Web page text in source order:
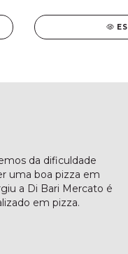
da dificuldade
uma boa pizza em
a Di Bari Mercato é
em pizza.